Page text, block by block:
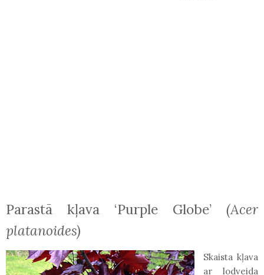
Parastā kļava ‘Purple Globe’ (Acer
platanoides)
Skaista kļava
ar lodveida